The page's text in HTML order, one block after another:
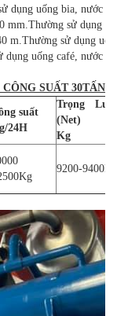
uống bia, nước
sử dụng
sử dụng
uống café, nước
SUẤT 30TẤN/
suất
24H
Trọng
(Net)
Kg
9200-9400Kg